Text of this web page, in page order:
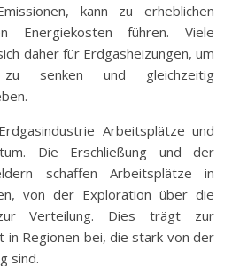
kann zu erheblichen
Energiekosten führen. Viele
daher für Erdgasheizungen, um
senken und gleichzeitig
Arbeitsplätze und
Die Erschließung und der
schaffen Arbeitsplätze in
von der Exploration über die
Verteilung. Dies trägt zur
in Regionen bei, die stark von der
sind.